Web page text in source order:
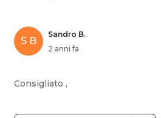
S B
Sandro B.
2 anni fa
Consigliato ,